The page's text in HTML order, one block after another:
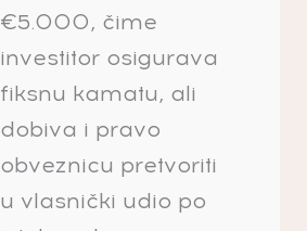
€5.000, čime
investitor osigurava
fiksnu kamatu, ali
dobiva i pravo
obveznicu pretvoriti
u vlasnički udio po